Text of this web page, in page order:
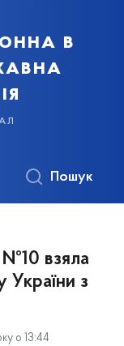
в
Пошук
взяла
України з
о 13:44